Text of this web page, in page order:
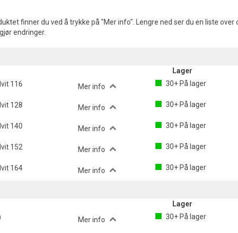
finner du ved å trykke på "Mer info". Lengre ned ser du en liste over
endringer.
Lager
116
Mer info 30+På lager
128 Mer info 30+På lager
140 Mer info 30+På lager
152 Mer info 30+På lager
164 Mer info 30+På lager
Lager
Mer info 30+På lager